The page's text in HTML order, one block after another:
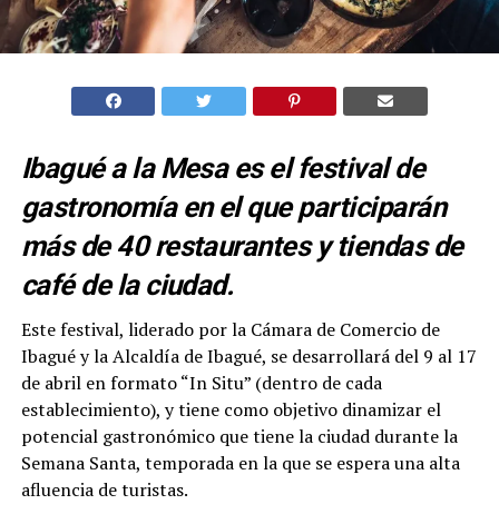
Ibagué a la Mesa es el festival de
gastronomía en el que participarán
más de 40 restaurantes y tiendas de
café de la ciudad.
Este festival, liderado por la Cámara de Comercio de
Ibagué y la Alcaldía de Ibagué, se desarrollará del 9 al 17
de abril en formato “In Situ” (dentro de cada
establecimiento), y tiene como objetivo dinamizar el
potencial gastronómico que tiene la ciudad durante la
Semana Santa, temporada en la que se espera una alta
afluencia de turistas.